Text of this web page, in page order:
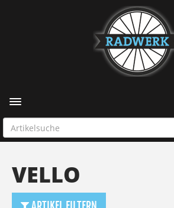
Toggle navigation
VELLO